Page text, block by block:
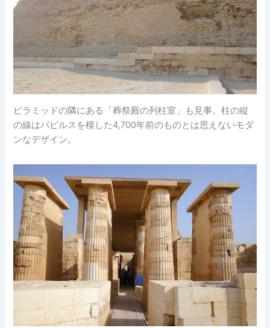
ピラミッドの隣にある「葬祭殿の列柱室」も見事。柱の縦
の線はパピルスを模した4,700年前のものとは思えないモダ
ンなデザイン。